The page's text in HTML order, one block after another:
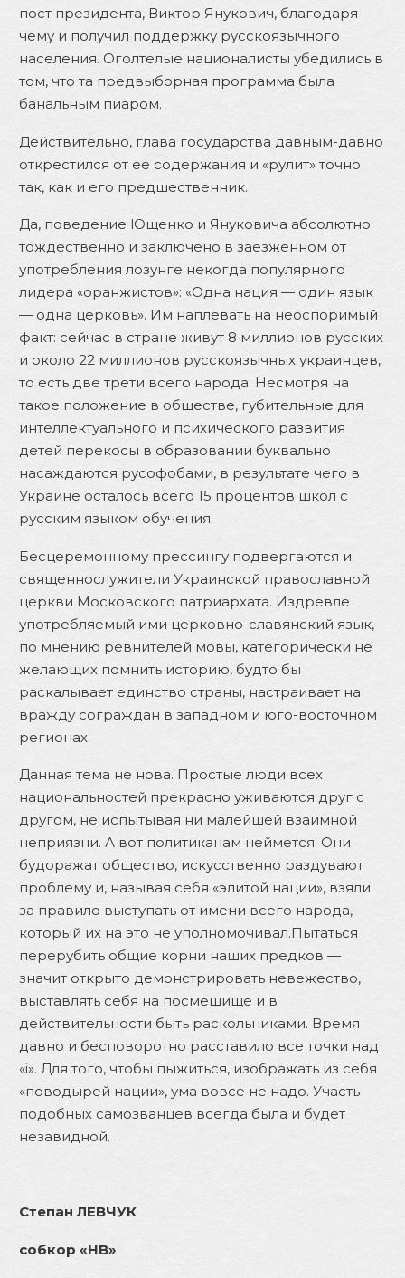
пост президента, Виктор Янукович, благодаря
чему и получил поддержку русскоязычного
населения. Оголтелые националисты убедились в
том, что та предвыборная программа была
банальным пиаром.
Действительно, глава государства давным-давно
открестился от ее содержания и «рулит» точно
так, как и его предшественник.
Да, поведение Ющенко и Януковича абсолютно
тождественно и заключено в заезженном от
употребления лозунге некогда популярного
лидера «оранжистов»: «Одна нация — один язык
— одна церковь». Им наплевать на неоспоримый
факт: сейчас в стране живут 8 миллионов русских
и около 22 миллионов русскоязычных украинцев,
то есть две трети всего народа. Несмотря на
такое положение в обществе, губительные для
интеллектуального и психического развития
детей перекосы в образовании буквально
насаждаются русофобами, в результате чего в
Украине осталось всего 15 процентов школ с
русским языком обучения.
Бесцеремонному прессингу подвергаются и
священнослужители Украинской православной
церкви Московского патриархата. Издревле
употребляемый ими церковно-славянский язык,
по мнению ревнителей мовы, категорически не
желающих помнить историю, будто бы
раскалывает единство страны, настраивает на
вражду сограждан в западном и юго-восточном
регионах.
Данная тема не нова. Простые люди всех
национальностей прекрасно уживаются друг с
другом, не испытывая ни малейшей взаимной
неприязни. А вот политиканам неймется. Они
будоражат общество, искусственно раздувают
проблему и, называя себя «элитой нации», взяли
за правило выступать от имени всего народа,
который их на это не уполномочивал.Пытаться
перерубить общие корни наших предков —
значит открыто демонстрировать невежество,
выставлять себя на посмешище и в
действительности быть раскольниками. Время
давно и бесповоротно расставило все точки над
«і». Для того, чтобы пыжиться, изображать из себя
«поводырей нации», ума вовсе не надо. Участь
подобных самозванцев всегда была и будет
незавидной.
Степан ЛЕВЧУК
собкор «НВ»